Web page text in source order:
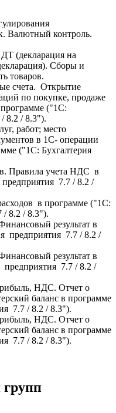
Валютный контроль.
(декларация на
Сборы и
товаров.
счета. Открытие
по покупке, продаже
("1С:
/ 8.2 / 8.3").
работ; место
в 1С- операции
("1С: Бухгалтерия
Правила учета НДС в
7.7 / 8.2 /
в программе ("1С:
/ 8.2 / 8.3").
результат в
предприятия 7.7 / 8.2 /
результат в
предприятия 7.7 / 8.2 /
НДС. Отчет о
баланс в программе
7.7 / 8.2 / 8.3").
НДС. Отчет о
баланс в программе
7.7 / 8.2 / 8.3").